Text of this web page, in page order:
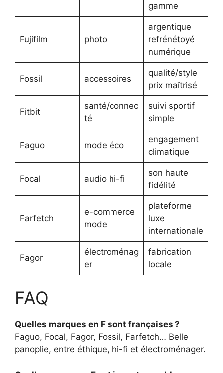
gamme
Fujifilm photo
argentique
refrénétoyé
numérique
Fossil accessoires
qualité/style
prix maîtrisé
Fitbit
santé/connec
té
suivi sportif
simple
Faguo mode éco
engagement
climatique
Focal audio hi-fi
son haute
fidélité
Farfetch
e-commerce
mode
plateforme
luxe
internationale
Fagor
électroménag
er
fabrication
locale
FAQ
Quelles marques en F sont françaises ?
Faguo, Focal, Fagor, Fossil, Farfetch… Belle
panoplie, entre éthique, hi-fi et électroménager.